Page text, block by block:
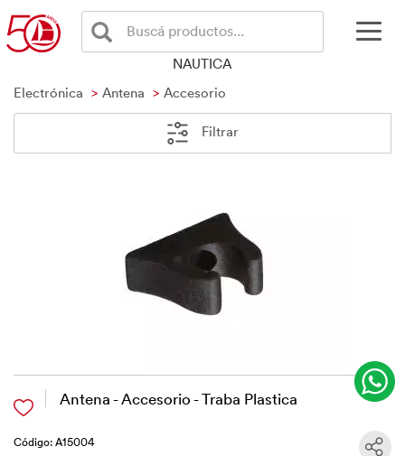
Buscá productos...
NAUTICA
Electrónica
Antena Accesorio
Filtrar
Antena - Accesorio - Traba Plastica
Código: A15004